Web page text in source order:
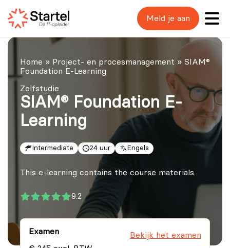
Meld je aan
Home » Project- en procesmanagement » SIAM®
Foundation E-Learning
Zelfstudie
SIAM® Foundation E-
Learning
Intermediate 24 uur Engels
This e-learning contains the course materials.
9.2
Examen Bekijk het examen